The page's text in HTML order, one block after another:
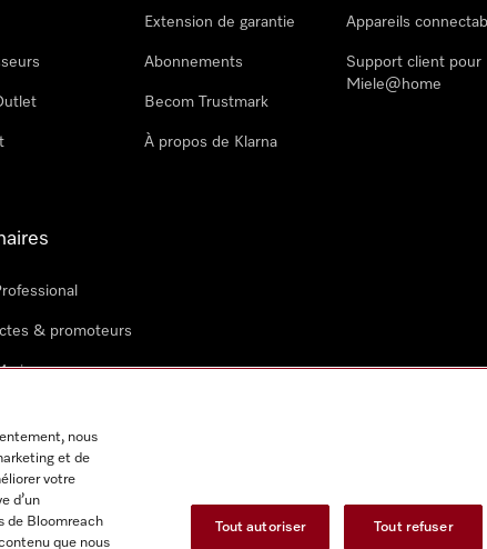
Extension de garantie
Abonnements
Becom Trustmark
À propos de Klarna
Appareils
Support client pour
Miele@home
& promoteurs
nous
et de
votre
d’un
de Bloomreach
que nous
Tout autoriser Tout refuser